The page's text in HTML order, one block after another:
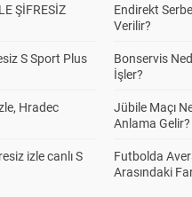
ŞİFRESİZ
S Sport Plus
Hradec
izle canlı S
Endirekt
Verilir?
Bonservis
İşler?
Jübile Maçı
Anlama Gelir?
Futbolda
Arasındaki